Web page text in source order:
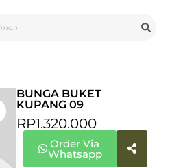
BUNGA BUKET
KUPANG 09
RP1.320.000
Order Via
Whatsapp